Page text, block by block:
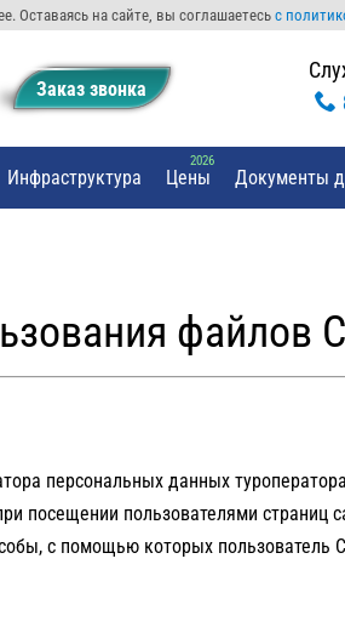
Оставаясь на сайте, вы соглашаетесьс
Заказ звонкa
Инфраструктура Цены Документы
файлов
персональных данных
посещении пользователями
с помощью которых пользователь